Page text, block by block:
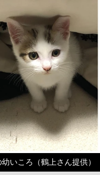
いころ（鶴上さん提供）